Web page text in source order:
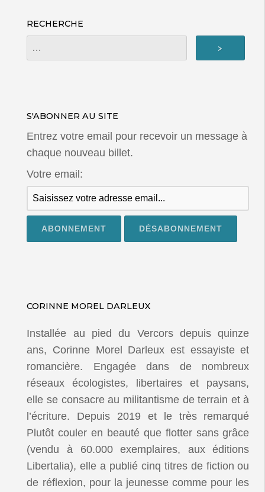
RECHERCHE
S'ABONNER AU SITE
Entrez votre email pour recevoir un message à
chaque nouveau billet.
Votre email:
CORINNE MOREL DARLEUX
Installée au pied du Vercors depuis quinze
ans, Corinne Morel Darleux est essayiste et
romancière. Engagée dans de nombreux
réseaux écologistes, libertaires et paysans,
elle se consacre au militantisme de terrain et à
l’écriture. Depuis 2019 et le très remarqué
Plutôt couler en beauté que flotter sans grâce
(vendu à 60.000 exemplaires, aux éditions
Libertalia), elle a publié cinq titres de fiction ou
de réflexion, pour la jeunesse comme pour les